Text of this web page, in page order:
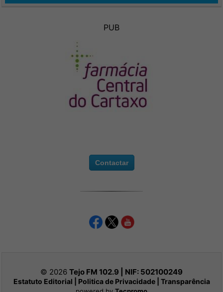
PUB
Contactar
© 2026 Tejo FM 102.9 | NIF: 502100249
Estatuto Editorial Politica de Privacidade| Transparência